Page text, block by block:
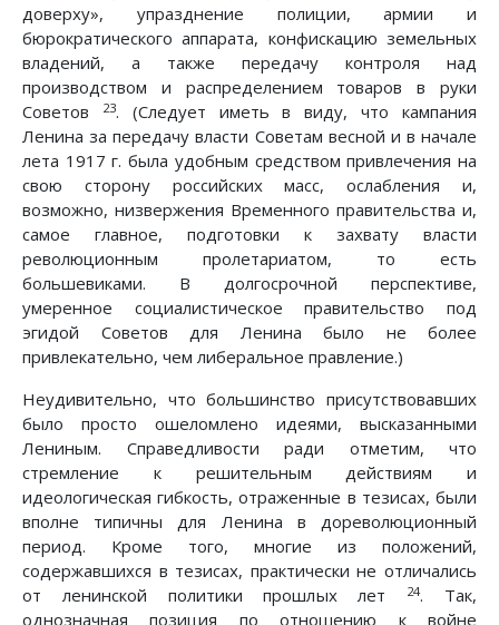
доверху», упразднение полиции, армии и
бюрократического аппарата, конфискацию земельных
владений, а также передачу контроля над
производством и распределением товаров в руки
Советов
23. (Следует иметь в виду, что кампания
Ленина за передачу власти Советам весной и в начале
лета 1917 г. была удобным средством привлечения на
свою сторону российских масс, ослабления и,
возможно, низвержения Временного правительства и,
самое главное, подготовки к захвату власти
революционным пролетариатом, то есть
большевиками. В долгосрочной перспективе,
умеренное социалистическое правительство под
эгидой Советов для Ленина было не более
привлекательно, чем либеральное правление.)
Неудивительно, что большинство присутствовавших
было просто ошеломлено идеями, высказанными
Лениным. Справедливости ради отметим, что
стремление к решительным действиям и
идеологическая гибкость, отраженные в тезисах, были
вполне типичны для Ленина в дореволюционный
период. Кроме того, многие из положений,
содержавшихся в тезисах, практически не отличались
от ленинской политики прошлых лет
24. Так,
однозначная позиция по отношению к войне